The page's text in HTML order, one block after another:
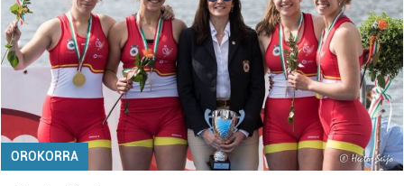
OROKORRA